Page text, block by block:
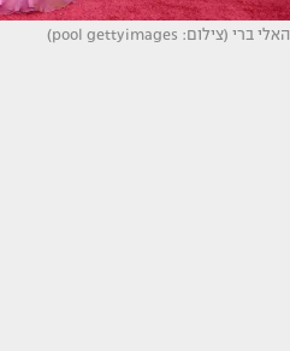
האלי ברי (צילום: pool gettyimages)